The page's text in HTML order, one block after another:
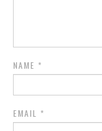
NAME *
EMAIL *